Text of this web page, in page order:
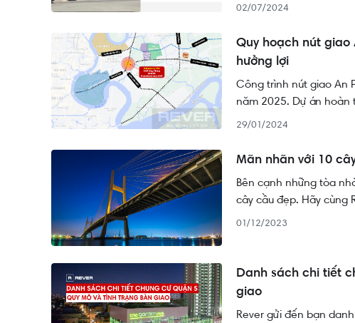
02/07/2024
Quy hoạch nút giao
hưởng lợi
Công trình nút giao An
năm 2025. Dự án hoàn
động sản trong khu
29/01/2024
Mãn nhãn với 10
Bên cạnh những tòa
cây cầu đẹp. Hãy cùng
01/12/2023
Danh sách chi tiết
giao
Rever gửi đến bạn